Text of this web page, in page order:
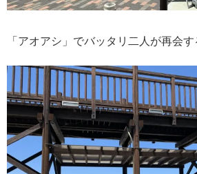
「アオアシ」でバッタリ二人が再会